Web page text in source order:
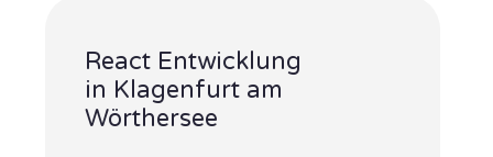
React Entwicklung
in Klagenfurt am
Wörthersee